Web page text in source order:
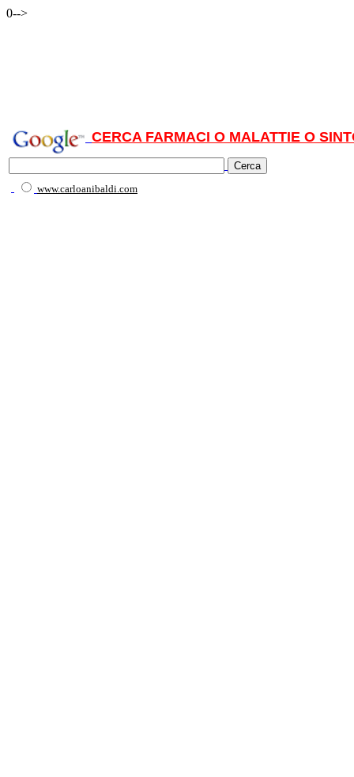
0-->
CERCA FARMACI O MALATTIE O
www.carloanibaldi.com